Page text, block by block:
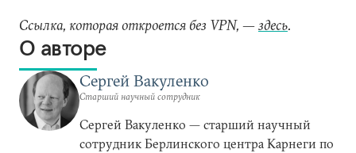
Ссылка, которая откроется без VPN, —здесь.
О авторе
Сергей Вакуленко
Старший научный сотрудник
Сергей Вакуленко — старший научный
сотрудник Берлинского центра Карнеги по